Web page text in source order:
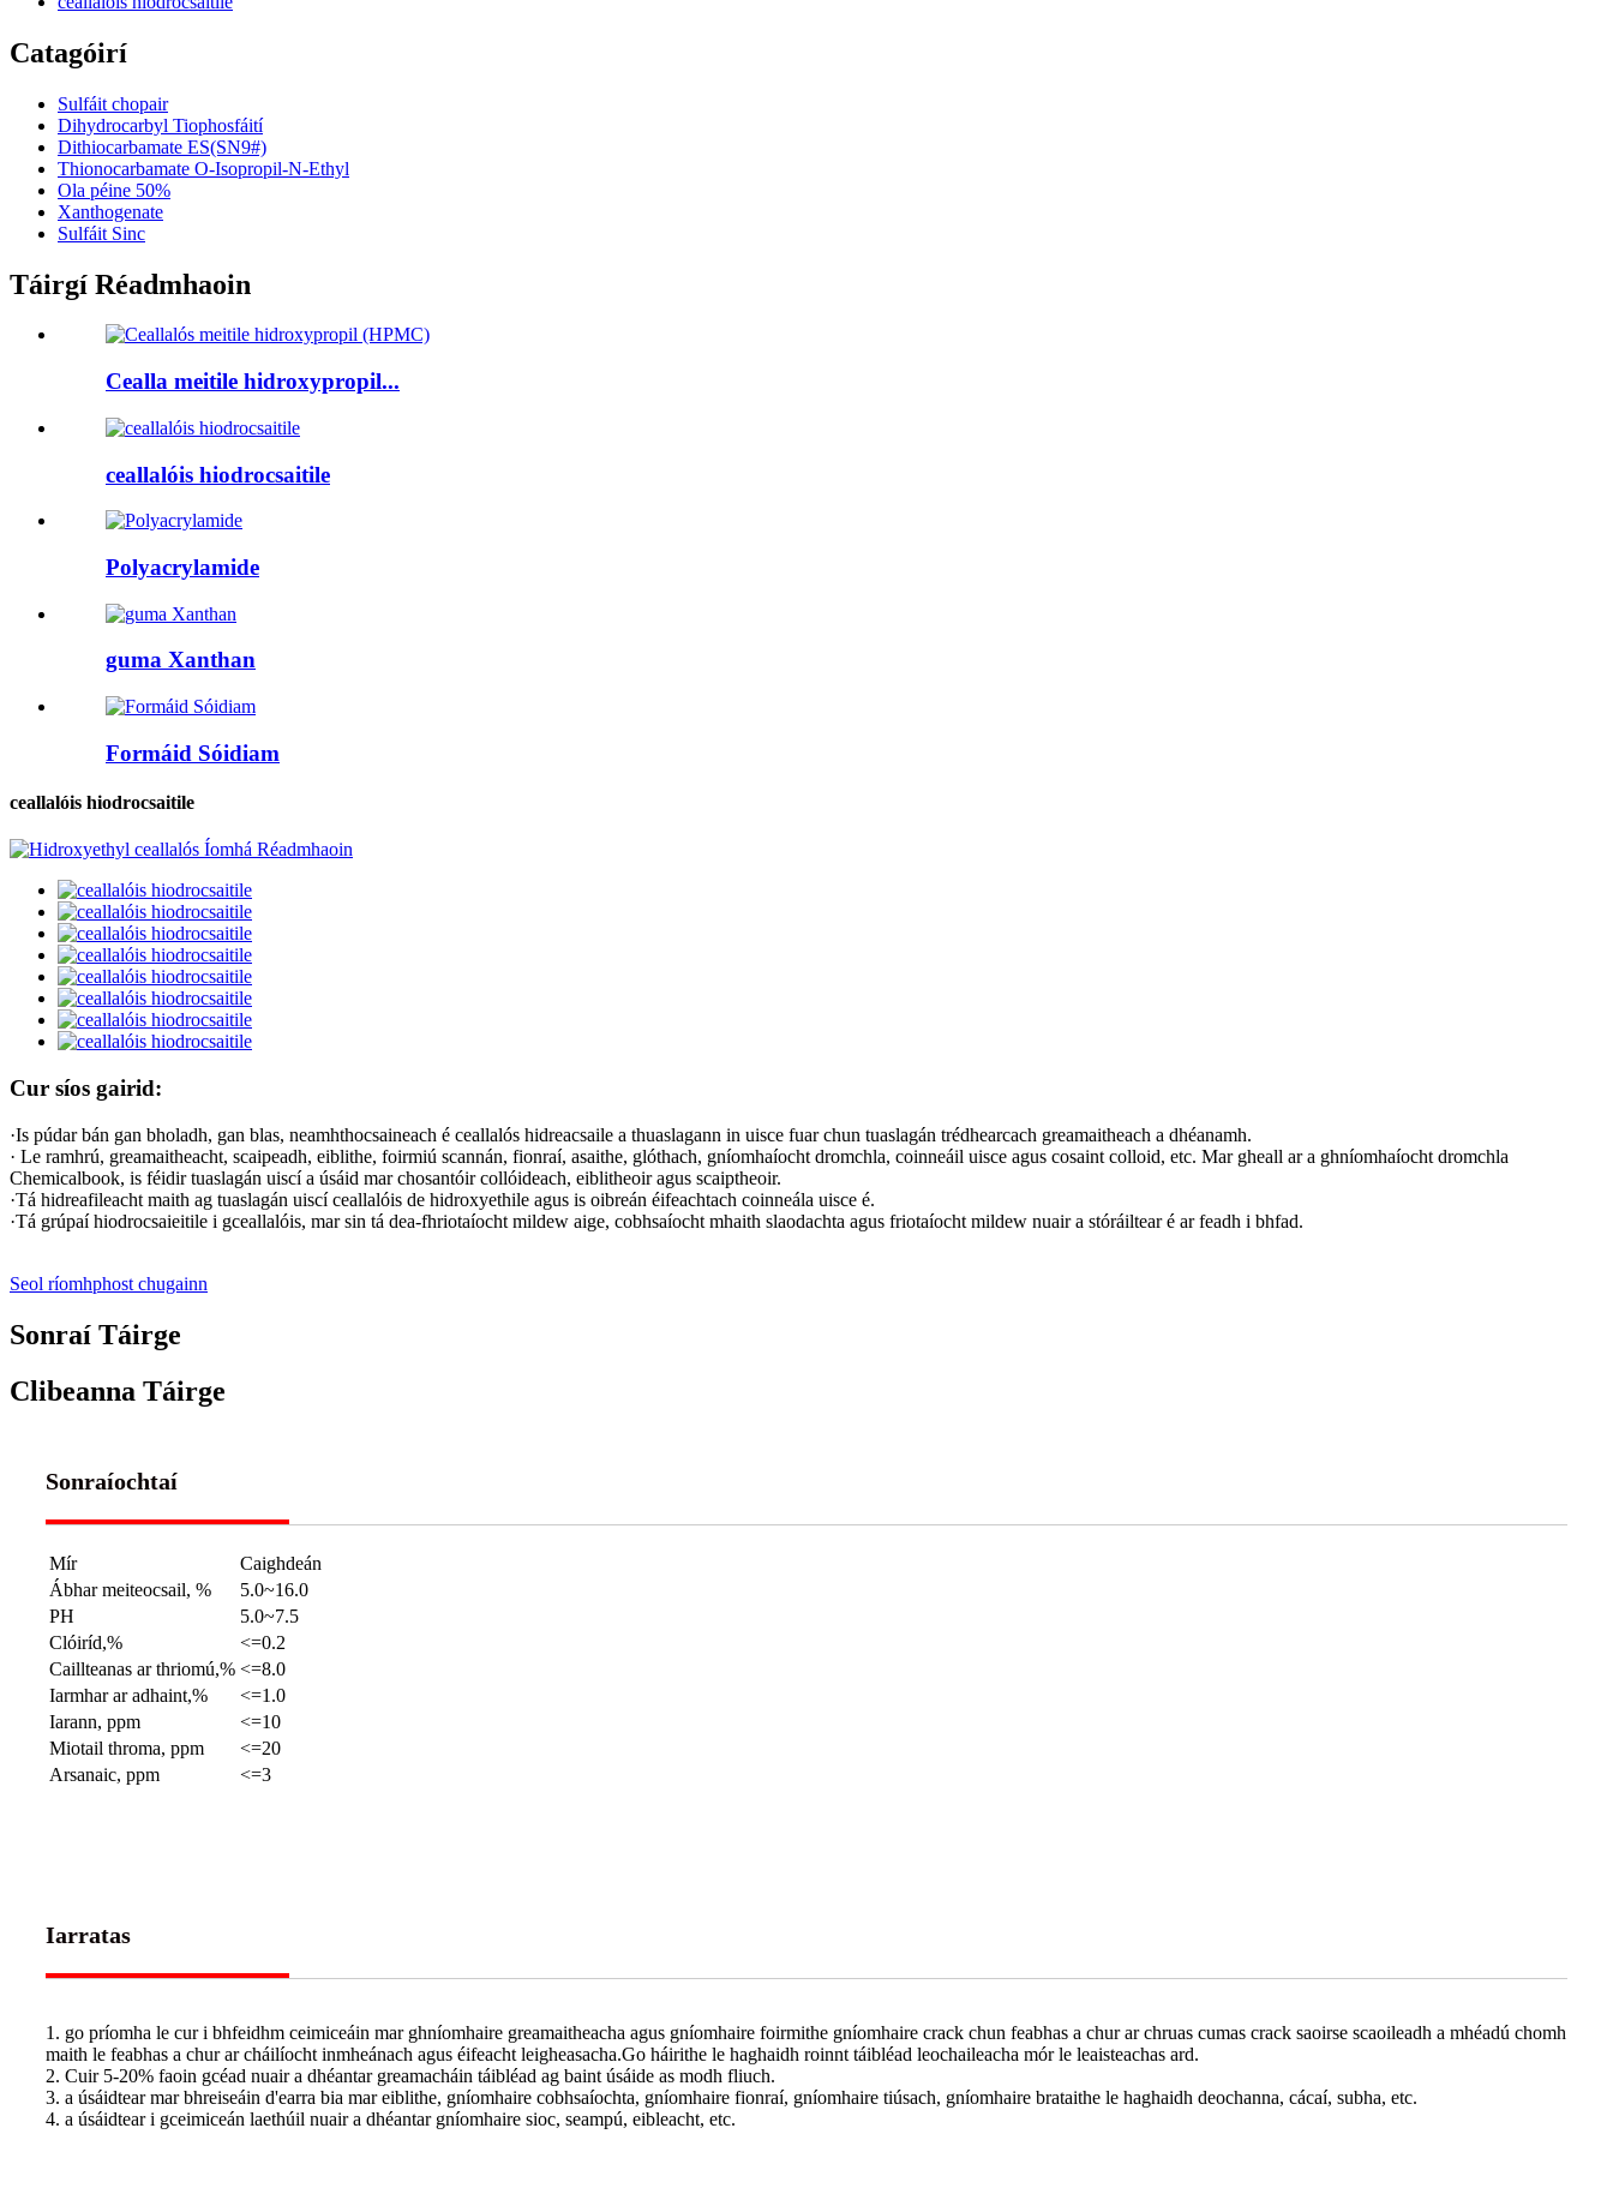
Catagóirí
Sulfáit chopair
Dihydrocarbyl Tiophosfáití
Dithiocarbamate ES(SN9#)
Thionocarbamate O-Isopropil-N-Ethyl
Ola péine 50%
Xanthogenate
Sulfáit Sinc
Táirgí Réadmhaoin
Cealla meitile hidroxypropil...
ceallalóis hiodrocsaitile
Polyacrylamide
guma Xanthan
Formáid Sóidiam
ceallalóis hiodrocsaitile
Cur síos gairid:
·Is púdar bán gan bholadh, gan blas, neamhthocsaineach é ceallalós hidreacsaile a thuaslagann in uisce fuar chun tuaslagán trédhearcach greamaitheach a dhéanamh.
· Le ramhrú, greamaitheacht, scaipeadh, eiblithe, foirmiú scannán, fionraí, asaithe, glóthach, gníomhaíocht dromchla, coinneáil uisce agus cosaint colloid, etc. Mar gheall ar a ghníomhaíocht dromchla
Chemicalbook, is féidir tuaslagán uiscí a úsáid mar chosantóir collóideach, eiblitheoir agus scaiptheoir.
·Tá hidreafileacht maith ag tuaslagán uiscí ceallalóis de hidroxyethile agus is oibreán éifeachtach coinneála uisce é.
·Tá grúpaí hiodrocsaieitile i gceallalóis, mar sin tá dea-fhriotaíocht mildew aige, cobhsaíocht mhaith slaodachta agus friotaíocht mildew nuair a stóráiltear é ar feadh i bhfad.
Seol ríomhphost chugainn
Sonraí Táirge
Clibeanna Táirge
Sonraíochtaí
Mír
Caighdeán
Ábhar meiteocsail, %
5.0~16.0
PH
5.0~7.5
Clóiríd,%
<=0.2
Caillteanas ar thriomú,% <=8.0
Iarmhar ar adhaint,%
<=1.0
Iarann, ppm
<=10
Miotail throma, ppm
<=20
Arsanaic, ppm
<=3
Iarratas
1. go príomha le cur i bhfeidhm ceimiceáin mar ghníomhaire greamaitheacha agus gníomhaire foirmithe gníomhaire crack chun feabhas a chur ar chruas cumas crack saoirse scaoileadh a mhéadú chomh
maith le feabhas a chur ar cháilíocht inmheánach agus éifeacht leigheasacha.Go háirithe le haghaidh roinnt táibléad leochaileacha mór le leaisteachas ard.
2. Cuir 5-20% faoin gcéad nuair a dhéantar greamacháin táibléad ag baint úsáide as modh fliuch.
3. a úsáidtear mar bhreiseáin d'earra bia mar eiblithe, gníomhaire cobhsaíochta, gníomhaire fionraí, gníomhaire tiúsach, gníomhaire brataithe le haghaidh deochanna, cácaí, subha, etc.
4. a úsáidtear i gceimiceán laethúil nuair a dhéantar gníomhaire sioc, seampú, eibleacht, etc.